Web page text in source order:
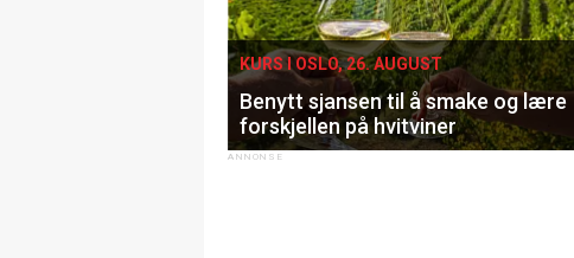
KURS I OSLO, 26. AUGUST
Benytt sjansen til å smake og lære
forskjellen på hvitviner